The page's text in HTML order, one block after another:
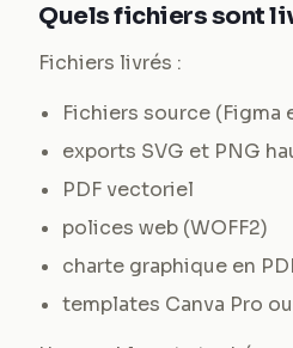
Quels fichiers sont
Fichiers livrés :
Fichiers source
exports SVG et PNG
PDF vectoriel
polices web (WOFF2)
charte graphique en
templates Canva Pro